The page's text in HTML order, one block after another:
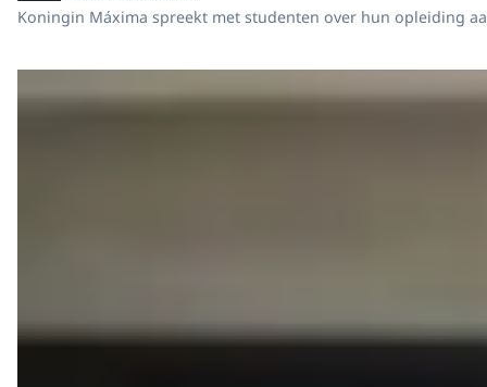
Koningin Máxima spreekt met studenten over hun opleiding